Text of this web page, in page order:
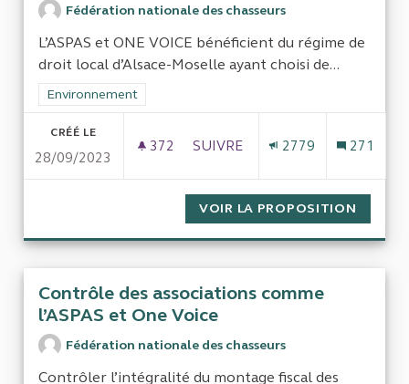
Fédération nationale des chasseurs
L’ASPAS et ONE VOICE bénéficient du régime de
droit local d’Alsace-Moselle ayant choisi de...
Filtrer les résultats de la catégorie : Environnement
Environnement
CRÉÉ LE
28/09/2023
372 372 ABONNÉS
SUIVRE
2779 271
VOIR LA PROPOSITION
Contrôle des associations comme
l’ASPAS et One Voice
Fédération nationale des chasseurs
Contrôler l’intégralité du montage fiscal des